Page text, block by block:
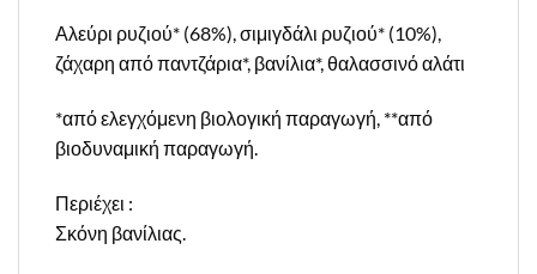
Αλεύρι ρυζιού* (68%), σιμιγδάλι ρυζιού* (10%),
ζάχαρη από παντζάρια*, βανίλια*, θαλασσινό αλάτι
*από ελεγχόμενη βιολογική παραγωγή, **από
βιοδυναμική παραγωγή.
Περιέχει :
Σκόνη βανίλιας.